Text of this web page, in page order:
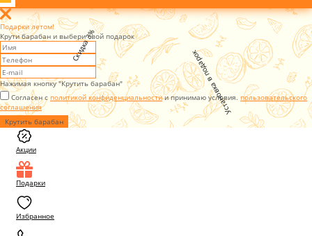
Скидка 3%
Установка в подарок
Подарки летом!
Крути барабан и выбери свой подарок
Нажимая кнопку "Крутить барабан"
Согласен с политикой конфиденциальностии принимаю условия. пользовательского
соглашения
Крутить барабан
Акции
Подарки
Избранное